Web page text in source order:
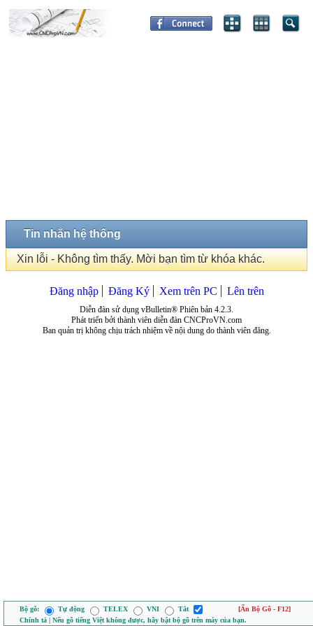
Tin nhắn hệ thống
Xin lỗi - Không tìm thấy. Mời bạn tìm từ khóa khác.
Đăng nhập Đăng Ký Xem trên PC Lên trên
Diễn đàn sử dụng vBulletin® Phiên bản 4.2.3.
Phát triển bởi thành viên diễn đàn CNCProVN.com
Ban quản trị không chịu trách nhiệm về nội dung do thành viên đăng.
Bộ gõ: Tự động TELEX VNI Tắt
[Ẩn Bộ Gõ - F12]
Chính tả | Nếu gõ tiếng Việt không được, hãy bật bộ gõ trên máy của bạn.